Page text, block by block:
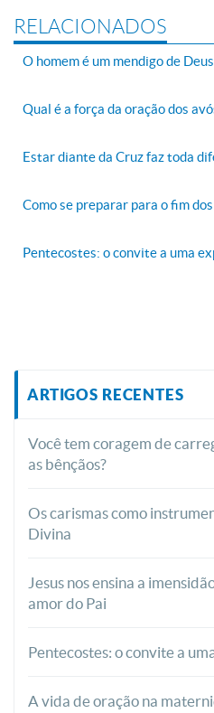
RELACIONADOS
O homem é um mendigo de
Qual é a força da oração dos
Estar diante da Cruz faz toda
Como se preparar para o fim
Pentecostes: o convite a uma
ARTIGOS RECENTES
Você tem coragem de
as bênçãos?
Os carismas como
Divina
Jesus nos ensina a
amor do Pai
Pentecostes: o convite a
A vida de oração na